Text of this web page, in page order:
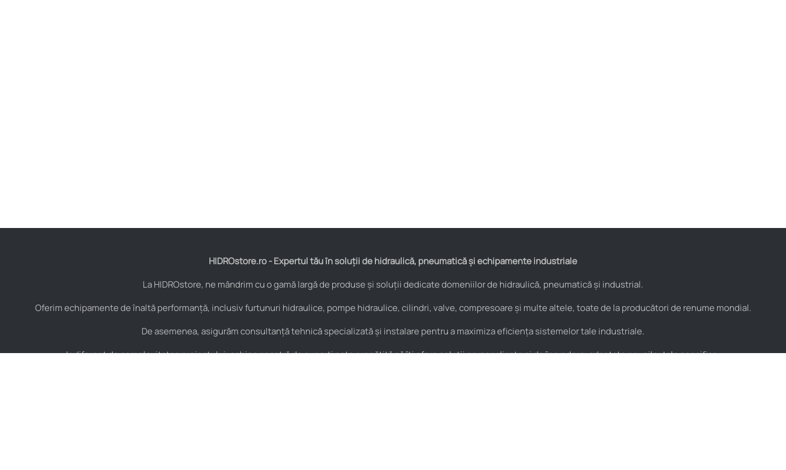
HIDROstore.ro - Expertul tău în soluții de hidraulică, pneumatică și echipamente industriale
La HIDROstore, ne mândrim cu o gamă largă de produse și soluții dedicate domeniilor de hidraulică, pneumatică și industrial.
Oferim echipamente de înaltă performanță, inclusiv furtunuri hidraulice, pompe hidraulice, cilindri, valve, compresoare și multe altele, toate de la producători de renume mondial.
De asemenea, asigurăm consultanță tehnică specializată și instalare pentru a maximiza eficiența sistemelor tale industriale.
Indiferent de complexitatea proiectului, echipa noastră de experți este pregătită să îți ofere soluții personalizate și de încredere, adaptate nevoilor tale specifice.